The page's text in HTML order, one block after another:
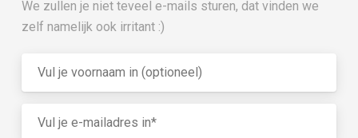
We zullen je niet teveel e-mails sturen, dat vinden we
zelf namelijk ook irritant :)